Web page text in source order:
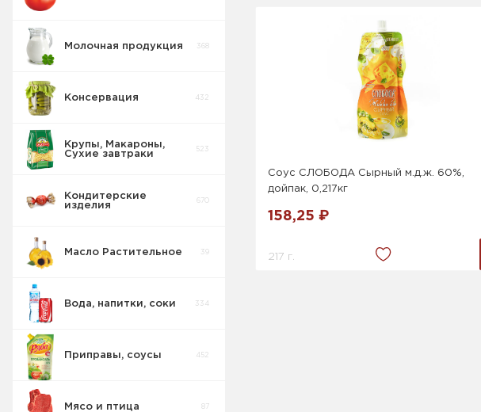
Молочная продукция 368
Консервация 432
Крупы, Макароны,
Сухие завтраки
523
Кондитерские
изделия
670
Масло Растительное 39
Вода, напитки, соки 334
Приправы, соусы 452
Мясо и птица 87
Соус СЛОБОДА Сырный м.д.ж. 60%,
дойпак, 0,217кг
158,25 ₽
217 г.